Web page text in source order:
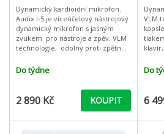
Dynamický kardioidní mikrofon.
Audix I-5 je víceúčelový nástrojový
dynamický mikrofon s jasným
zvukem pro nástroje a zpěv, VLM
technologie, odolný proti zpětné
a přirozené reprodukce
Do týdne
2 890 Kč KOUPIT
VLM
Do
6